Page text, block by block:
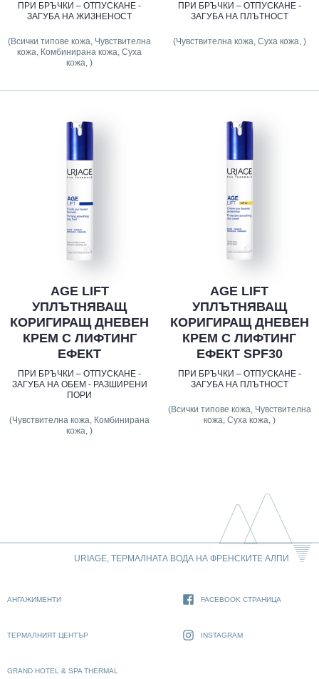
ПРИ БРЪЧКИ – ОТПУСКАНЕ -
ЗАГУБА НА ЖИЗНЕНОСТ
(Всички типове кожа, Чувствителна
кожа, Комбинирана кожа, Суха
кожа, )
ПРИ БРЪЧКИ – ОТПУСКАНЕ -
ЗАГУБА НА ПЛЪТНОСТ
(Чувствителна кожа, Суха кожа, )
AGE LIFT
УПЛЪТНЯВАЩ
КОРИГИРАЩ ДНЕВЕН
КРЕМ С ЛИФТИНГ
ЕФЕКТ
ПРИ БРЪЧКИ – ОТПУСКАНЕ -
ЗАГУБА НА ОБЕМ - РАЗШИРЕНИ
ПОРИ
(Чувствителна кожа, Комбинирана
кожа, )
AGE LIFT
УПЛЪТНЯВАЩ
КОРИГИРАЩ ДНЕВЕН
КРЕМ С ЛИФТИНГ
ЕФЕКТ SPF30
ПРИ БРЪЧКИ – ОТПУСКАНЕ -
ЗАГУБА НА ПЛЪТНОСТ
(Всички типове кожа, Чувствителна
кожа, Суха кожа, )
URIAGE, ТЕРМАЛНАТА ВОДА НА ФРЕНСКИТЕ АЛПИ
АНГАЖИМЕНТИ
ТЕРМАЛНИЯТ ЦЕНТЪР
GRAND HOTEL & SPA THERMAL
FACEBOOK СТРАНИЦА
INSTAGRAM